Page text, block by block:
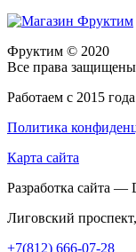
Фруктим © 2020
Все права защищены
Работаем с 2015
Политика
Карта сайта
Разработка сайта —
Лиговский
+7(812) 666-07-28